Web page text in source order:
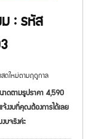
ม : รหัส
สดใหม่ตามฤดูกาล
ดตามรูปราคา 4,590
งงบที่คุณต้องการได้เลย
บจริงค่ะ